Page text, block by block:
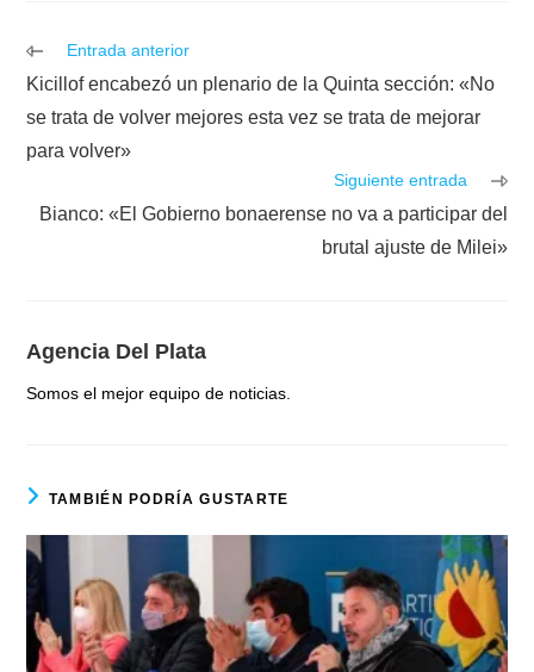
Leer
artículos
Entrada anterior
Kicillof encabezó un plenario de la Quinta sección: «No
se trata de volver mejores esta vez se trata de mejorar
para volver»
Siguiente entrada
Bianco: «El Gobierno bonaerense no va a participar del
brutal ajuste de Milei»
Agencia Del Plata
Somos el mejor equipo de noticias.
TAMBIÉN PODRÍA GUSTARTE